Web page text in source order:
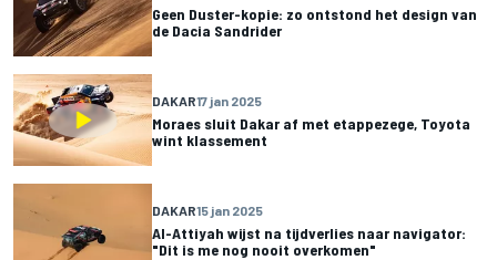
Geen Duster-kopie: zo ontstond het design van
de Dacia Sandrider
DAKAR17 jan 2025
Moraes sluit Dakar af met etappezege, Toyota
wint klassement
DAKAR15 jan 2025
Al-Attiyah wijst na tijdverlies naar navigator:
"Dit is me nog nooit overkomen"